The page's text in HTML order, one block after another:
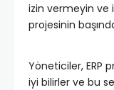
izin vermeyin ve
projesinin
Yöneticiler, ERP
iyi bilirler ve bu